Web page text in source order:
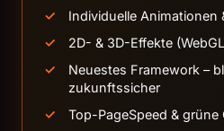
Individuelle Animationen
2D- & 3D-Effekte
Neuestes Framework –
zukunftssicher
Top-PageSpeed & grüne